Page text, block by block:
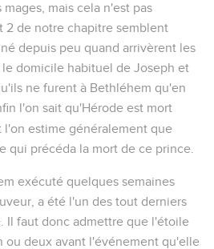
mais cela n'est pas
2 de notre chapitre semblent
depuis peu quand arrivèrent les
le domicile habituel de Joseph et
ne furent à Bethléhem qu'en
l'on sait qu'Hérode est mort
l'on estime généralement que
qui précéda la mort de ce prince.
exécuté quelques semaines
a été l'un des tout derniers
Il faut donc admettre que l'étoile
ou deux avant l'événement qu'elle